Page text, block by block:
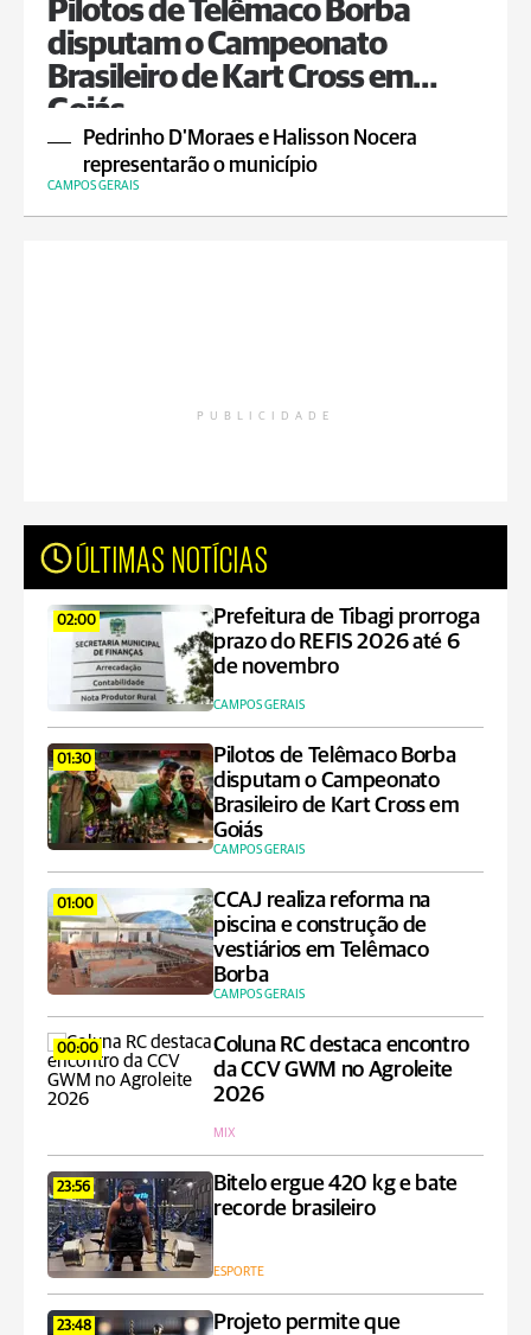
Pilotos de Telêmaco Borba
disputam o Campeonato
Brasileiro de Kart Cross em
Goiás
Pedrinho D'Moraes e Halisson Nocera
representarão o município
CAMPOS GERAIS
PUBLICIDADE
ÚLTIMAS NOTÍCIAS
02:00
Prefeitura de Tibagi prorroga
prazo do REFIS 2026 até 6
de novembro
CAMPOS GERAIS
01:30
Pilotos de Telêmaco Borba
disputam o Campeonato
Brasileiro de Kart Cross em
Goiás
CAMPOS GERAIS
01:00
CCAJ realiza reforma na
piscina e construção de
vestiários em Telêmaco
Borba
CAMPOS GERAIS
00:00
Coluna RC destaca encontro
da CCV GWM no Agroleite
2026
MIX
23:56
Bitelo ergue 420 kg e bate
recorde brasileiro
ESPORTE
23:48
Projeto permite que